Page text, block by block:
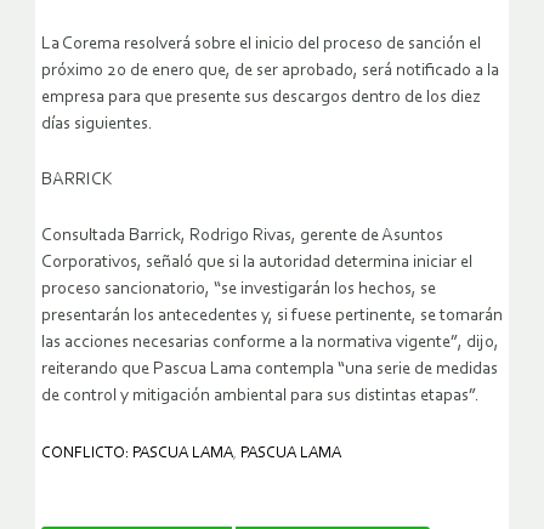
La Corema resolverá sobre el inicio del proceso de sanción el
próximo 20 de enero que, de ser aprobado, será notificado a la
empresa para que presente sus descargos dentro de los diez
días siguientes.
BARRICK
Consultada Barrick, Rodrigo Rivas, gerente de Asuntos
Corporativos, señaló que si la autoridad determina iniciar el
proceso sancionatorio, “se investigarán los hechos, se
presentarán los antecedentes y, si fuese pertinente, se tomarán
las acciones necesarias conforme a la normativa vigente”, dijo,
reiterando que Pascua Lama contempla “una serie de medidas
de control y mitigación ambiental para sus distintas etapas”.
CONFLICTO: PASCUA LAMA, PASCUA LAMA